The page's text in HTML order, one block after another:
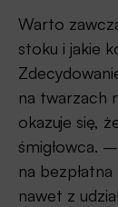
Warto
stoku i jakie
na twarzach
okazuje się,
śmigłowca.
na
nawet z